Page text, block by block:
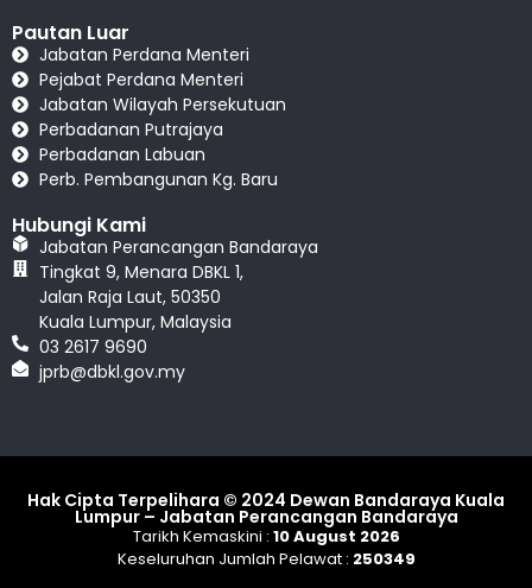
Pautan Luar
Jabatan Perdana Menteri
Pejabat Perdana Menteri
Jabatan Wilayah Persekutuan
Perbadanan Putrajaya
Perbadanan Labuan
Perb. Pembangunan Kg. Baru
Hubungi Kami
Jabatan Perancangan Bandaraya
Tingkat 9, Menara DBKL 1,
Jalan Raja Laut, 50350
Kuala Lumpur, Malaysia
03 2617 9690
jprb@dbkl.gov.my
Hak Cipta Terpelihara © 2024 Dewan Bandaraya Kuala
Lumpur – Jabatan Perancangan Bandaraya
Tarikh Kemaskini : 10 August 2026
Keseluruhan Jumlah Pelawat : 250349